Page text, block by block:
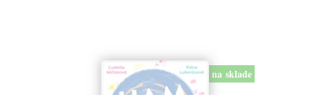
na sklade